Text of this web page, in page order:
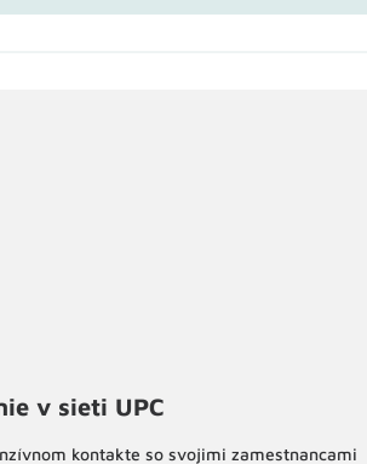
v sieti UPC
kontakte so svojimi zamestnancami